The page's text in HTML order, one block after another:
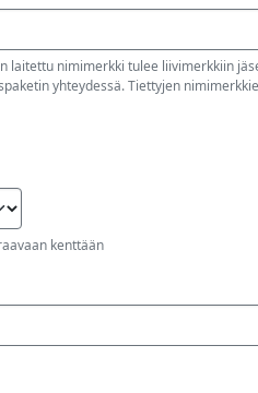
laitettu nimimerkki tulee liivimerkkiin
yhteydessä. Tiettyjen
kenttään